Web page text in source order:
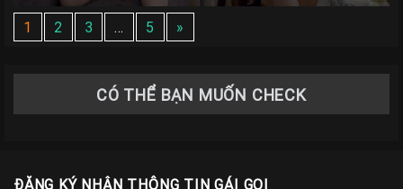
1 2 3 … 5 »
CÓ THỂ BẠN MUỐN CHECK
ĐĂNG KÝ NHẬN THÔNG TIN GÁI GỌI